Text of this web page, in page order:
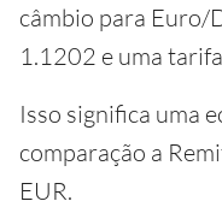
câmbio para Euro/
1.1202 e uma
Isso significa uma
comparação a
EUR.